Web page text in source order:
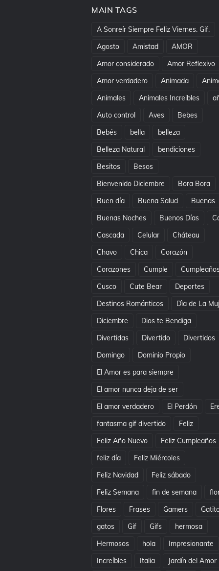
MAIN TAGS
A Sonreír Siempre Feliz Viernes. Gif.
Agosto
Amistad
AMOR
Amor considerado
Amor Reflexivo
Amor verdadero
Animada
Animales
Animales Increibles
Auto control
Aves
Bebes
Bebés
bella
belleza
Belleza Natural
bendiciones
Besitos
Besos
Bienvenido Diciembre
Bora Bora
Buen día
Buena Salud
Buenas
Buenas Noches
Buenos Días
Cascada
Celular
Cháteau
Chavo
Chica
Corazón
Corazones
Cumple
Cusco
Cute Bear
Deportes
Destinos Románticos
Dìa de La
Diciembre
Dios te Bendiga
Divertidas
Divertido
Divertidos
Domingo
Dominio Propio
El Amor es para siempre
El amor nunca deja de ser
El amor verdadero
El Perdón
fantasma gif divertido
Feliz
Feliz Año Nuevo
Feliz Cumpleaños
feliz día
Feliz Miércoles
Feliz Navidad
Feliz sábado
Feliz Semana
fin de semana
Flores
Frases Gamers
gatos
Gif Gifs
hermosa
Hermosos
hola
Impresionante
Increíbles
Italia
Jardín del Amor